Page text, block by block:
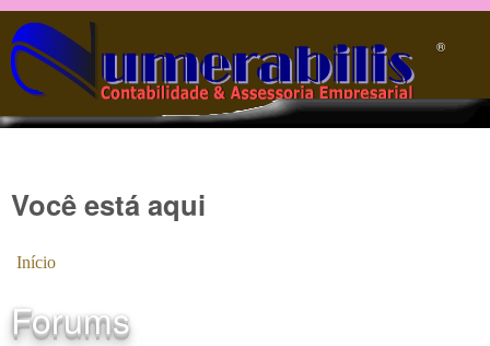
Pular para o conteúdo principal
®️
Você está aqui
Início
Forums